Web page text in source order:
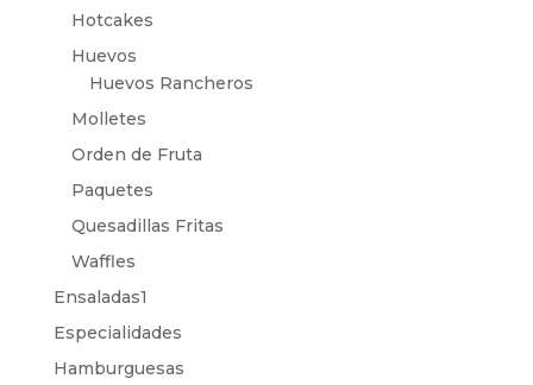
Hotcakes
Huevos
Huevos Rancheros
Molletes
Orden de Fruta
Paquetes
Quesadillas Fritas
Waffles
Ensaladas1
Especialidades
Hamburguesas